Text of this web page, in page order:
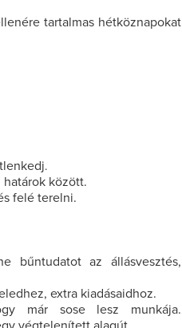
tartalmas hétköznapokat
.
határok között.
felé terelni.
bűntudatot az állásvesztés,
extra kiadásaidhoz.
már sose lesz munkája.